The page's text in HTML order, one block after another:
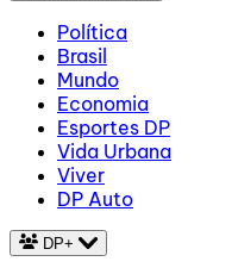
Política
Brasil
Mundo
Economia
Esportes DP
Vida Urbana
Viver
DP Auto
DP+